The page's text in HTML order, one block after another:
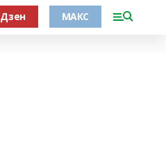
Дзен МАКС